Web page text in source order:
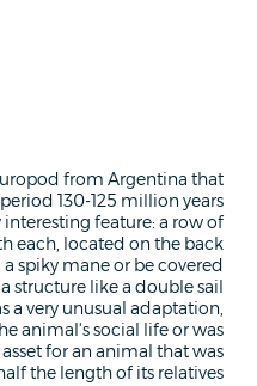
from Argentina that
130-125 million years
interesting feature: a row of
each, located on the back
spiky mane or be covered
structure like a double sail.
a very unusual adaptation,
animal's social life or was
for an animal that was
the length of its relatives.